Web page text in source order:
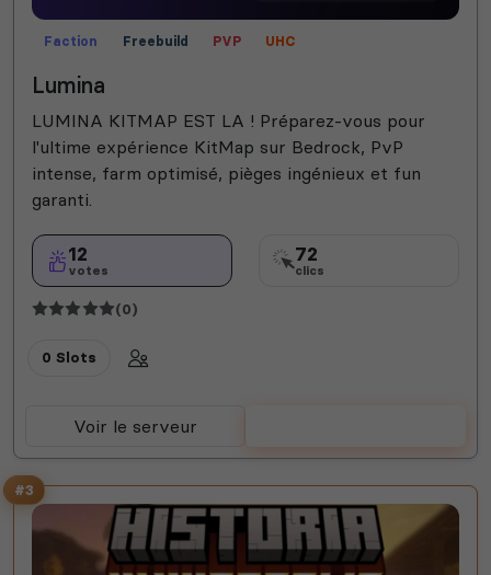
Faction Freebuild PVP UHC
Lumina
LUMINA KITMAP EST LA ! Préparez-vous pour
l'ultime expérience KitMap sur Bedrock, PvP
intense, farm optimisé, pièges ingénieux et fun
garanti.
12
votes
72
clics
(0)
0 Slots
Voir le serveur
#3